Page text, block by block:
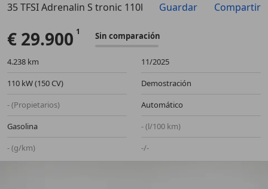
Anterior
35 TFSI Adrenalin S tronic 110kW
Guardar Compartir
€ 29.900 Sin comparación
4.238 km
11/2025
110 kW (150 CV)
Demostración
- (Propietarios)
Automático
Gasolina
- (l/100 km)
- (g/km)
-/-